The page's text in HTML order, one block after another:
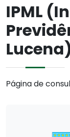
IPML
Página de